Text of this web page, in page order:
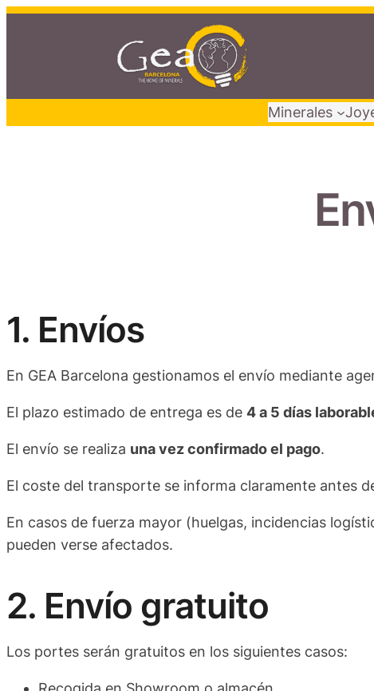
Minerales
1. Envíos
En GEA Barcelona gestionamos el envío mediante
El plazo estimado de entrega es de 4 a 5 días
El envío se realiza una vez confirmado el pago.
El coste del transporte se informa claramente antes
En casos de fuerza mayor (huelgas, incidencias
pueden verse afectados.
2. Envío gratuito
Los portes serán gratuitos en los siguientes casos: